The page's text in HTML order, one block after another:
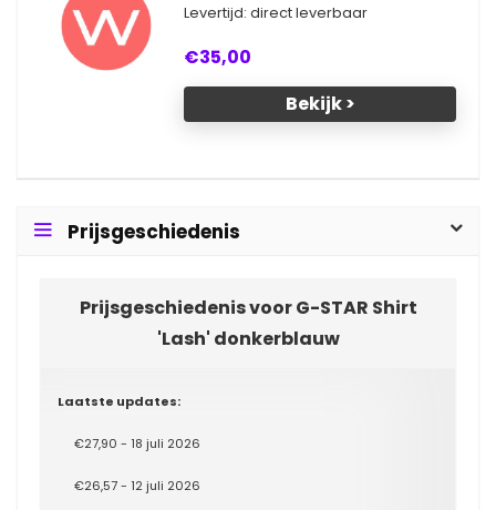
Levertijd: direct leverbaar
€35,00
Bekijk >
Prijsgeschiedenis
Prijsgeschiedenis voor G-STAR Shirt
'Lash' donkerblauw
Laatste updates:
€27,90 - 18 juli 2026
€26,57 - 12 juli 2026